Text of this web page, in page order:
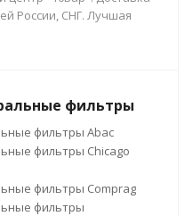
России, СНГ. Лучшая
фильтры
фильтры Abac
фильтры Chicago
фильтры Comprag
фильтры